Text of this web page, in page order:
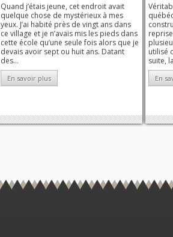
Quand j’étais jeune, cet endroit avait
quelque chose de mystérieux à mes
yeux. J’ai habité près de vingt ans dans
ce village et je n’avais mis les pieds dans
cette école qu’une seule fois alors que je
devais avoir sept ou huit ans. Datant
des...
En savoir plus
utilisé
suite,
En